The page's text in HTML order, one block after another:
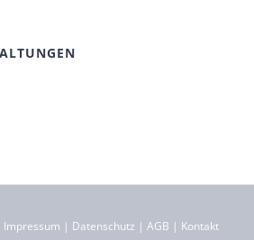
Impressum | Datenschutz | AGB | Kontakt